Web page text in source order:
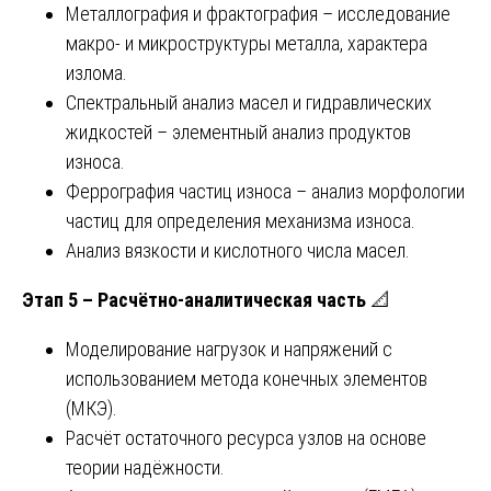
Металлография и фрактография – исследование
макро- и микроструктуры металла, характера
излома.
Спектральный анализ масел и гидравлических
жидкостей – элементный анализ продуктов
износа.
Феррография частиц износа – анализ морфологии
частиц для определения механизма износа.
Анализ вязкости и кислотного числа масел.
Этап 5 – Расчётно-аналитическая часть 📐
Моделирование нагрузок и напряжений с
использованием метода конечных элементов
(МКЭ).
Расчёт остаточного ресурса узлов на основе
теории надёжности.